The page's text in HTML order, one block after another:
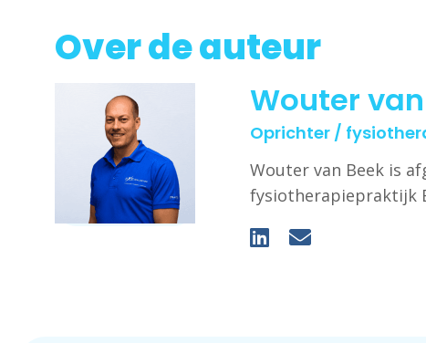
Over de auteur
Wouter
Oprichter /
Wouter van Beek is
fysiotherapiepraktijk